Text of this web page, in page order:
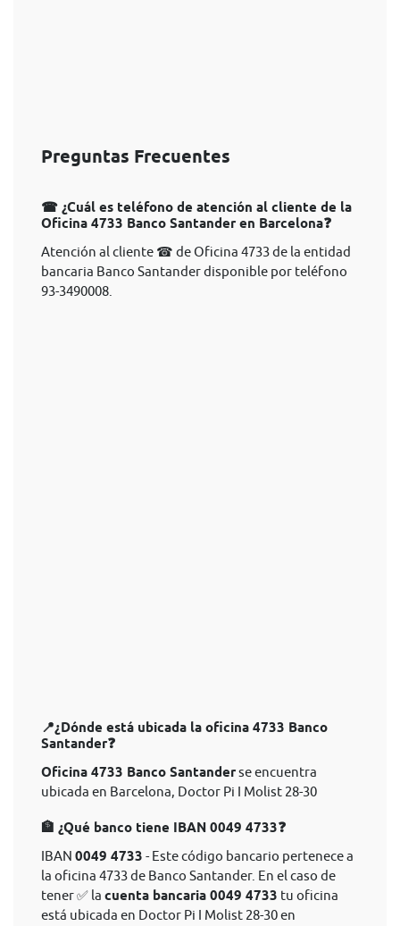
Preguntas Frecuentes
☎ ¿Cuál es teléfono de atención al cliente de la
Oficina 4733 Banco Santander en Barcelona❓
Atención al cliente ☎ de Oficina 4733 de la entidad
bancaria Banco Santander disponible por teléfono
93-3490008.
📍¿Dónde está ubicada la oficina 4733 Banco
Santander❓
Oficina 4733 Banco Santanderse encuentra
ubicada en Barcelona, Doctor Pi I Molist 28-30
🏦 ¿Qué banco tiene IBAN 0049 4733❓
IBAN 0049 4733 - Este código bancario pertenece a
la oficina 4733 de Banco Santander. En el caso de
tener ✅ la cuenta bancaria 0049 4733 tu oficina
está ubicada en Doctor Pi I Molist 28-30 en